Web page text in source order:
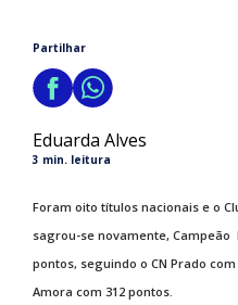
Partilhar
Eduarda Alves
3 min. leitura
Foram oito títulos nacionais e o
sagrou-se novamente, Campeão
pontos, seguindo o CN Prado
Amora com 312 pontos.